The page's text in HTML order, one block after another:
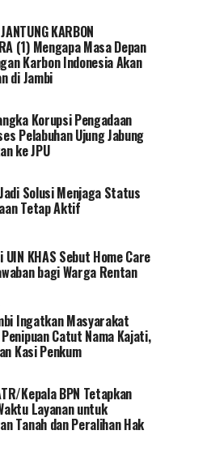
KARBON
(1) Mengapa Masa Depan
Karbon Indonesia Akan
di Jambi
Korupsi Pengadaan
Pelabuhan Ujung Jabung
ke JPU
Jadi Solusi Menjaga Status
Tetap Aktif
UIN KHAS Sebut Home Care
bagi Warga Rentan
Ingatkan Masyarakat
Catut Nama Kajati,
Kasi Penkum
Kepala BPN Tetapkan
Layanan untuk
Tanah dan Peralihan Hak